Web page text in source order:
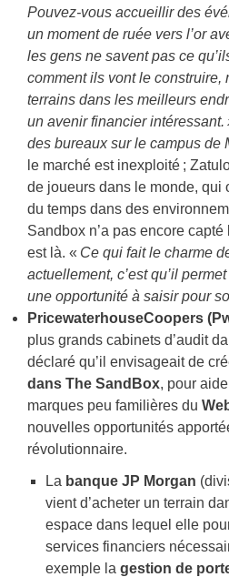
Pouvez-vous accueillir des
un moment de ruée vers l’or
les gens ne savent pas ce
comment ils vont le construire,
terrains dans les meilleurs
un avenir financier
des bureaux sur le campus de
le marché est inexploité ;
de joueurs dans le monde, qui
du temps dans des
Sandbox n’a pas encore
est là. « Ce qui fait le charme
actuellement, c’est qu’il
une opportunité à saisir pour
PricewaterhouseCoopers
plus grands cabinets d’audit
déclaré qu’il envisageait de
dans The SandBox, pour
marques peu familières du
nouvelles opportunités
révolutionnaire.
La banque JP Morgan
vient d’acheter un terrain
espace dans lequel elle
services financiers
exemple la gestion de